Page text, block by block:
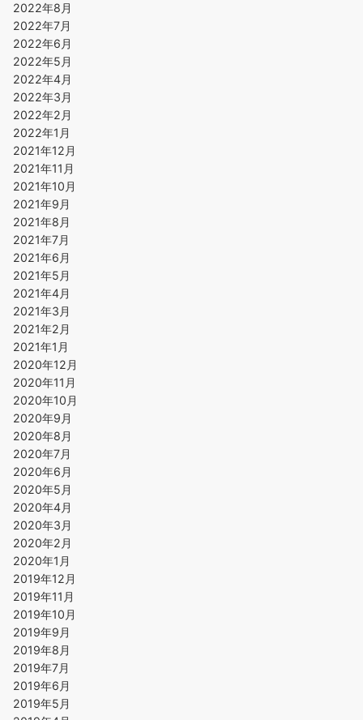
2022年8月
2022年7月
2022年6月
2022年5月
2022年4月
2022年3月
2022年2月
2022年1月
2021年12月
2021年11月
2021年10月
2021年9月
2021年8月
2021年7月
2021年6月
2021年5月
2021年4月
2021年3月
2021年2月
2021年1月
2020年12月
2020年11月
2020年10月
2020年9月
2020年8月
2020年7月
2020年6月
2020年5月
2020年4月
2020年3月
2020年2月
2020年1月
2019年12月
2019年11月
2019年10月
2019年9月
2019年8月
2019年7月
2019年6月
2019年5月